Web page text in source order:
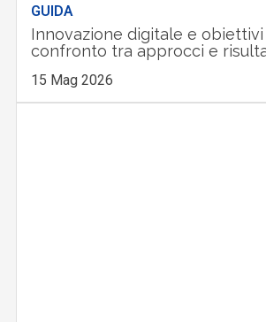
GUIDA
Innovazione digitale e obiettivi
confronto tra approcci e
15 Mag 2026